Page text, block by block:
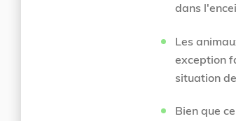
dans
Les
exception
situation
Bien que